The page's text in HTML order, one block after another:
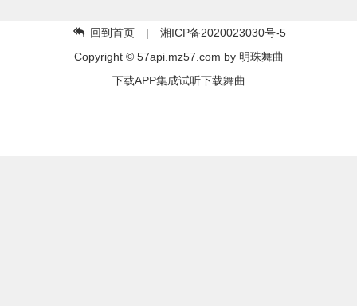
回到首页| 湘ICP备2020023030号-5
Copyright © 57api.mz57.com by 明珠舞曲
下载APP集成试听下载舞曲